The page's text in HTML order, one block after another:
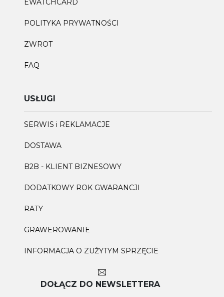
EWATCHCARD
POLITYKA PRYWATNOŚCI
ZWROT
FAQ
USŁUGI
SERWIS i REKLAMACJE
DOSTAWA
B2B - KLIENT BIZNESOWY
DODATKOWY ROK GWARANCJI
RATY
GRAWEROWANIE
INFORMACJA O ZUŻYTYM SPRZĘCIE
DOŁĄCZ DO NEWSLETTERA